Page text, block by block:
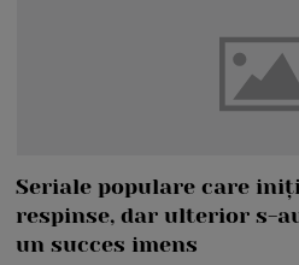
Seriale populare care
respinse, dar ulterior s-
un succes imens